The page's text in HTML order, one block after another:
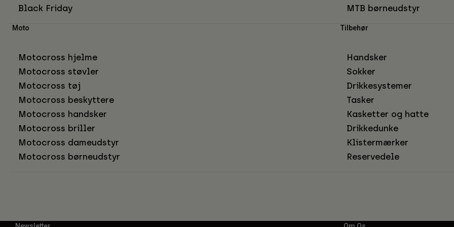
Black Friday
MTB børneudstyr
Moto
Motocross hjelme
Motocross støvler
Motocross tøj
Motocross beskyttere
Motocross handsker
Motocross briller
Motocross dameudstyr
Motocross børneudstyr
Tilbehør
Handsker
Sokker
Drikkesystemer
Tasker
Kasketter og hatte
Drikkedunke
Klistermærker
Reservedele